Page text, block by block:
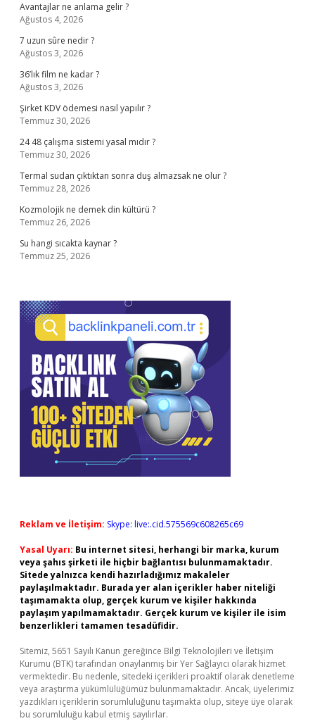
Avantajlar ne anlama gelir ?
Ağustos 4, 2026
7 uzun sûre nedir ?
Ağustos 3, 2026
36’lık film ne kadar ?
Ağustos 3, 2026
Şirket KDV ödemesi nasıl yapılır ?
Temmuz 30, 2026
24 48 çalışma sistemi yasal mıdır ?
Temmuz 30, 2026
Termal sudan çıktıktan sonra duş almazsak ne olur ?
Temmuz 28, 2026
Kozmolojik ne demek din kültürü ?
Temmuz 26, 2026
Su hangi sıcakta kaynar ?
Temmuz 25, 2026
Reklam ve İletişim: Skype: live:.cid.575569c608265c69
Yasal Uyarı: Bu internet sitesi, herhangi bir marka, kurum
veya şahıs şirketi ile hiçbir bağlantısı bulunmamaktadır.
Sitede yalnızca kendi hazırladığımız makaleler
paylaşılmaktadır. Burada yer alan içerikler haber niteliği
taşımamakta olup, gerçek kurum ve kişiler hakkında
paylaşım yapılmamaktadır. Gerçek kurum ve kişiler ile isim
benzerlikleri tamamen tesadüfidir.
Sitemiz, 5651 Sayılı Kanun gereğince Bilgi Teknolojileri ve İletişim
Kurumu (BTK) tarafından onaylanmış bir Yer Sağlayıcı olarak hizmet
vermektedir. Bu nedenle, sitedeki içerikleri proaktif olarak denetleme
veya araştırma yükümlülüğümüz bulunmamaktadır. Ancak, üyelerimiz
yazdıkları içeriklerin sorumluluğunu taşımakta olup, siteye üye olarak
bu sorumluluğu kabul etmiş sayılırlar.